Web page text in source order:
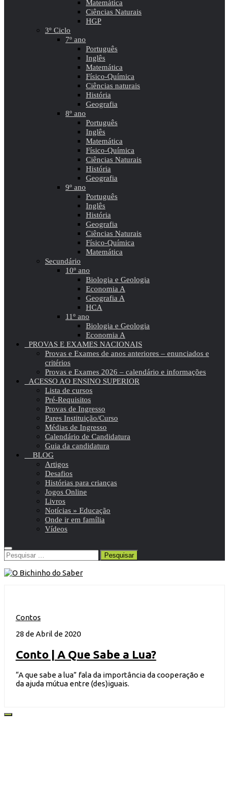
Matemática
Ciências Naturais
HGP
3º Ciclo
7º ano
Português
Inglês
Matemática
Físico-Química
Ciências naturais
História
Geografia
8º ano
Português
Inglês
Matemática
Físico-Química
Ciências Naturais
História
Geografia
9º ano
Português
Inglês
História
Geografia
Ciências Naturais
Físico-Química
Matemática
Secundário
10º ano
Biologia e Geologia
Economia A
Geografia A
HCA
11º ano
Biologia e Geologia
Economia A
PROVAS E EXAMES NACIONAIS
Provas e Exames de anos anteriores – enunciados e
critérios
Provas e Exames 2026 – calendário e informações
ACESSO AO ENSINO SUPERIOR
Lista de cursos
Pré-Requisitos
Provas de Ingresso
Pares Instituição/Curso
Médias de Ingresso
Calendário de Candidatura
Guia da candidatura
BLOG
Artigos
Desafios
Histórias para crianças
Jogos Online
Livros
Notícias » Educação
Onde ir em família
Vídeos
Pesquisar
por:
Contos
28 de Abril de 2020
Conto | A Que Sabe a Lua?
“A que sabe a lua” fala da importância da cooperação e
da ajuda mútua entre (des)iguais.